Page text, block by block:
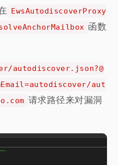
EwsAutodiscoverProxy
函数
autodiscover.json?@
aut
请求路径来对漏洞